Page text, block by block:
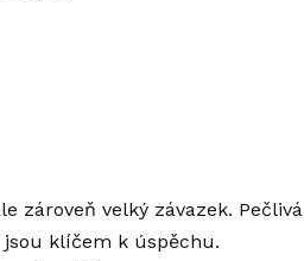
zároveň velký závazek. Pečlivá
klíčem k úspěchu.